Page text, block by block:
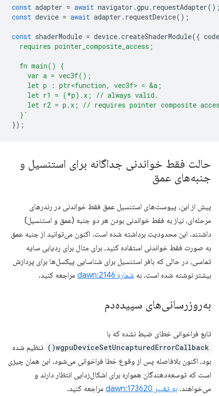
const adapter = await navigator .gpu . requestAdapter
const device = await adapter . requestDevice();
const shaderModule = device.createShaderModule({ code
  requires pointer_composite_access;
  fn main() {
    var a = vec3f();
    let p : ptr<function, vec3f> = &a;
    let r1 = (*p).x; // always valid.
let r2 = p.x; // requires pointer composite
  }`
});
حالت فقط خواندنی جداگانه برای استنسیل و
جنبه‌های عمق
پیش از این، پیوست‌های استنسیل عمق فقط خواندنی در رندرهای
مرحله‌ای، نیاز به فقط خواندنی بودن هر دو جنبه (عمق و استنسیل)
داشتند. این محدودیت برداشته شده است. اکنون می‌توانید از جنبه عمق
به صورت فقط خواندنی استفاده کنید، برای مثال برای ردیابی سایه
تماسی، در حالی که بافر استنسیل برای شناسایی پیکسل‌ها برای پردازش
بیشتر نوشته شده است. به شماره dawn:2146 مراجعه کنید.
به‌روزرسانی‌های سپیده‌دم
تابع فراخوانی خطای ضبط نشده که با
wgpuDeviceSetUncapturedErrorCallback()
تنظیم شده
بود، اکنون بلافاصله پس از وقوع خطا فراخوانی می‌شود. این همان چیزی
است که توسعه‌دهندگان همواره برای اشکال‌زدایی انتظار دارند و
می‌خواهند. به تغییر dawn:173620 مراجعه کنید.